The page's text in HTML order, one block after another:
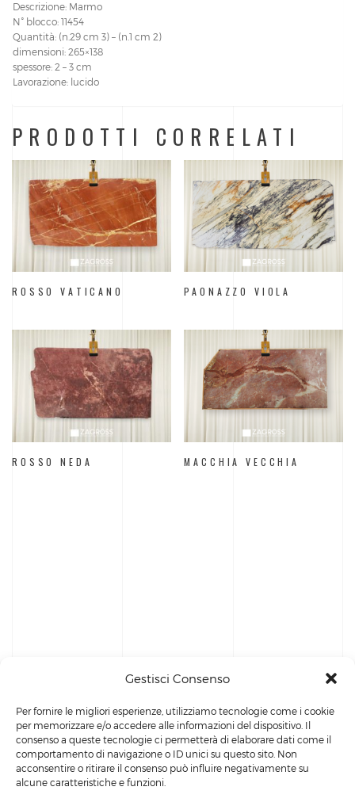
Gestisci Consenso
Per fornire le migliori esperienze, utilizziamo tecnologie come i cookie
per memorizzare e/o accedere alle informazioni del dispositivo. Il
consenso a queste tecnologie ci permetterà di elaborare dati come il
comportamento di navigazione o ID unici su questo sito. Non
acconsentire o ritirare il consenso può influire negativamente su
alcune caratteristiche e funzioni.
Descrizione: Marmo
N° blocco: 11454
Quantità: (n.29 cm 3) – (n.1 cm 2)
dimensioni: 265×138
spessore: 2 – 3 cm
Lavorazione: lucido
PRODOTTI CORRELATI
ROSSO VATICANO PAONAZZO VIOLA
ROSSO NEDA MACCHIA VECCHIA